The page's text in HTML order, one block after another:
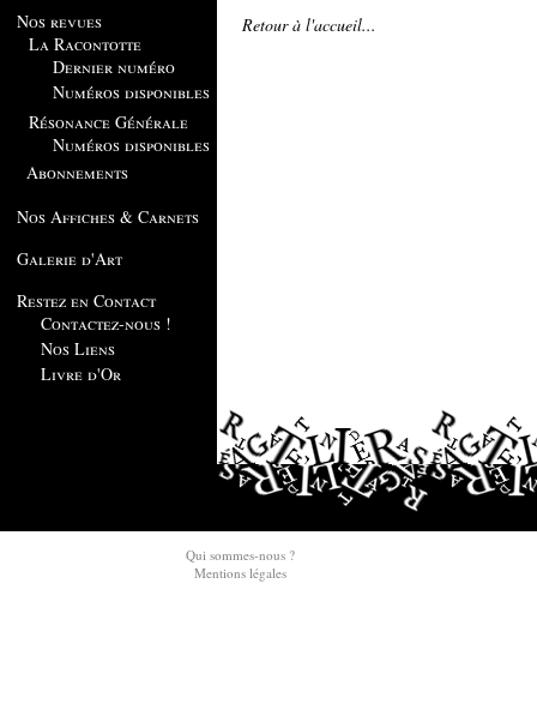
Nos revues
La Racontotte
Dernier numéro
Numéros disponibles
Résonance Générale
Numéros disponibles
Abonnements
Nos Affiches & Carnets
Galerie d'Art
Restez en Contact
Contactez-nous !
Nos Liens
Livre d'Or
Retour à l'accueil...
Qui sommes-nous ?
Mentions légales